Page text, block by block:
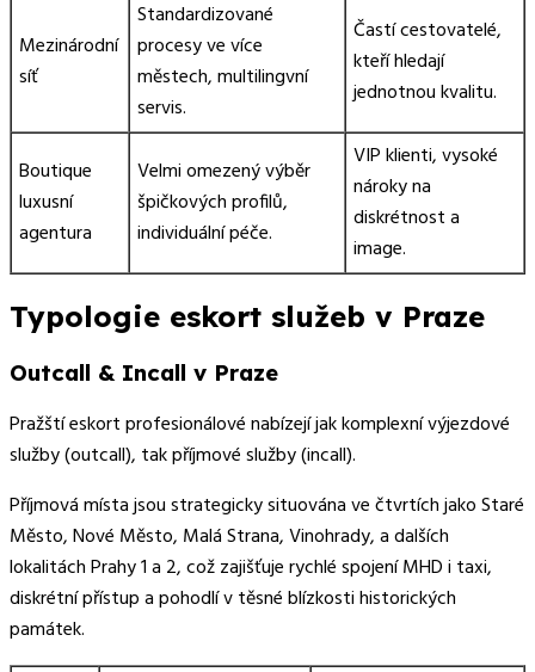
Mezinárodní
síť
Standardizované
procesy ve více
městech, multilingvní
servis.
Častí cestovatelé,
kteří hledají
jednotnou kvalitu.
Boutique
luxusní
agentura
Velmi omezený výběr
špičkových profilů,
individuální péče.
VIP klienti, vysoké
nároky na
diskrétnost a
image.
Typologie eskort služeb v Praze
Outcall & Incall v Praze
Pražští eskort profesionálové nabízejí jak komplexní výjezdové
služby (outcall), tak příjmové služby (incall).
Příjmová místa jsou strategicky situována ve čtvrtích jako Staré
Město, Nové Město, Malá Strana, Vinohrady, a dalších
lokalitách Prahy 1 a 2, což zajišťuje rychlé spojení MHD i taxi,
diskrétní přístup a pohodlí v těsné blízkosti historických
památek.